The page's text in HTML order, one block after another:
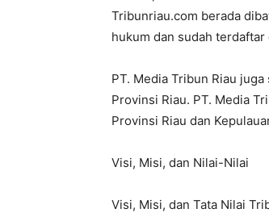
Tribunriau.com berada
hukum dan sudah terdaftar
PT. Media Tribun Riau
Provinsi Riau. PT. Media
Provinsi Riau dan
Visi, Misi, dan Nilai-Nilai
Visi, Misi, dan Tata Nilai